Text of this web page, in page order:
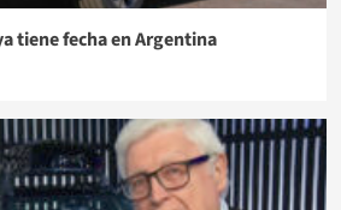
tiene fecha en Argentina